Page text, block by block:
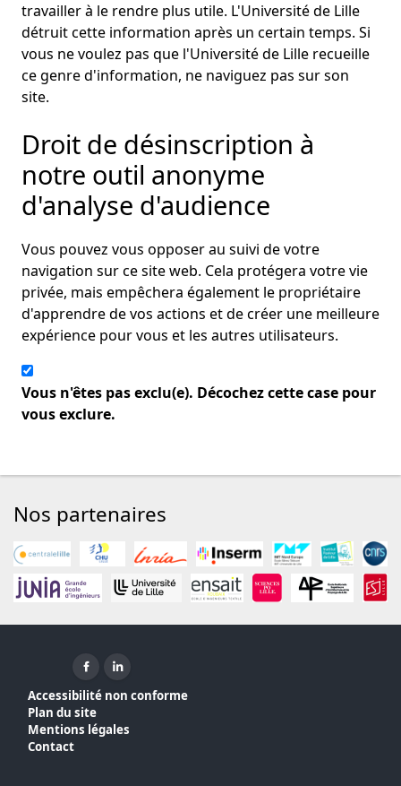
travailler à le rendre plus utile. L'Université de Lille
détruit cette information après un certain temps. Si
vous ne voulez pas que l'Université de Lille recueille
ce genre d'information, ne naviguez pas sur son
site.
Droit de désinscription à
notre outil anonyme
d'analyse d'audience
Vous pouvez vous opposer au suivi de votre
navigation sur ce site web. Cela protégera votre vie
privée, mais empêchera également le propriétaire
d'apprendre de vos actions et de créer une meilleure
expérience pour vous et les autres utilisateurs.
Vous n'êtes pas exclu(e). Décochez cette case pour
vous exclure.
Nos partenaires
Facebook ( nouvelle fenêtre)
Linkedin ( nouvelle fenêtre)
Accessibilité non conforme
Plan du site
Mentions légales
Contact